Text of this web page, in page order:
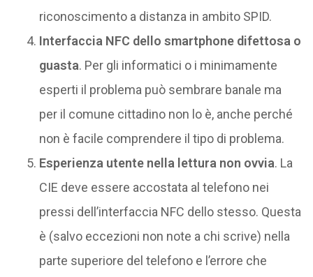
riconoscimento a distanza in ambito SPID.
Interfaccia NFC dello smartphone difettosa o
guasta. Per gli informatici o i minimamente
esperti il problema può sembrare banale ma
per il comune cittadino non lo è, anche perché
non è facile comprendere il tipo di problema.
Esperienza utente nella lettura non ovvia. La
CIE deve essere accostata al telefono nei
pressi dell’interfaccia NFC dello stesso. Questa
è (salvo eccezioni non note a chi scrive) nella
parte superiore del telefono e l’errore che